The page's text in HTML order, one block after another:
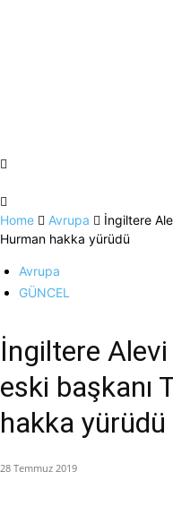
Home Avrupa
İngiltere
Hurman hakka yürüdü
Avrupa
GÜNCEL
İngiltere
eski başkanı
hakka yürüdü
28 Temmuz 2019